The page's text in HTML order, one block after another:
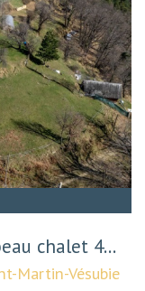
chalet 4...
Martin-Vésubie